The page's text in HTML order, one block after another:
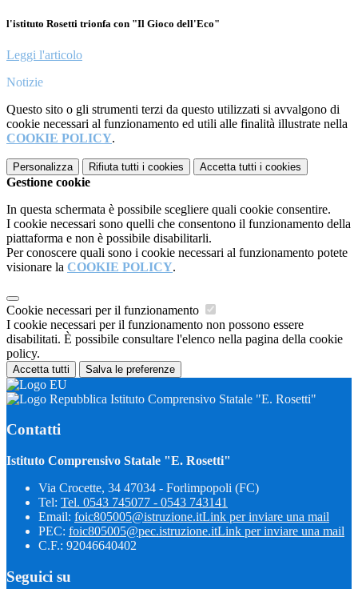
l'istituto Rosetti trionfa con "Il Gioco dell'Eco"
Leggi l'articolo
Notizie
Questo sito o gli strumenti terzi da questo utilizzati si avvalgono di
cookie necessari al funzionamento ed utili alle finalità illustrate nella
COOKIE POLICY.
Personalizza Rifiuta tutti i cookies Accetta tutti i cookies
Gestione cookie
In questa schermata è possibile scegliere quali cookie consentire.
I cookie necessari sono quelli che consentono il funzionamento della
piattaforma e non è possibile disabilitarli.
Per conoscere quali sono i cookie necessari al funzionamento potete
visionare la COOKIE POLICY.
Cookie necessari per il funzionamento
I cookie necessari per il funzionamento non possono essere
disabilitati. È possibile consultare l'elenco nella pagina della cookie
policy.
Accetta tutti Salva le preferenze
Istituto Comprensivo Statale "E. Rosetti"
Contatti
Istituto Comprensivo Statale "E. Rosetti"
Via Crocette, 34 47034 - Forlimpopoli (FC)
Tel: Tel. 0543 745077 - 0543 743141
Email: foic805005@istruzione.itLink per inviare una mail
PEC: foic805005@pec.istruzione.itLink per inviare una mail
C.F.: 92046640402
Seguici su